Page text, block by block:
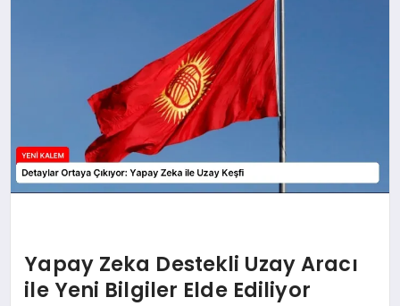
Yapay Zeka Destekli Uzay Aracı
ile Yeni Bilgiler Elde Ediliyor